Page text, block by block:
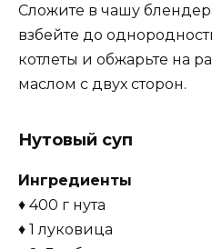
Сложите в чашу
взбейте до
котлеты и обжарьте на
маслом с двух сторон.
Нутовый суп
Ингредиенты
♦ 400 г нута
♦ 1 луковица